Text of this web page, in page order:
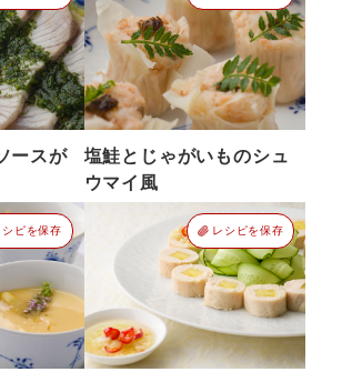
ースが
塩鮭とじゃがいものシュ
ウマイ風
シピを保存 レシピを保存